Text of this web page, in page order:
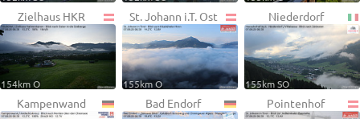
Zielhaus HKR
154km O
St. Johann i.T. Ost
155km O
Niederdorf
155km SO
Kampenwand Bad Endorf Pointenhof